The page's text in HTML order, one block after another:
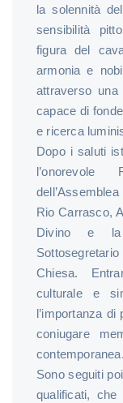
la solennità
sensibilità
figura del
armonia e
attraverso
capace di
e ricerca
Dopo i saluti
l’onorevole
Rio Carrasco,
Divino e la
Chiesa.
culturale e
l’importanza
coniugare
contemporanea.
Sono seguiti
qualificati, che